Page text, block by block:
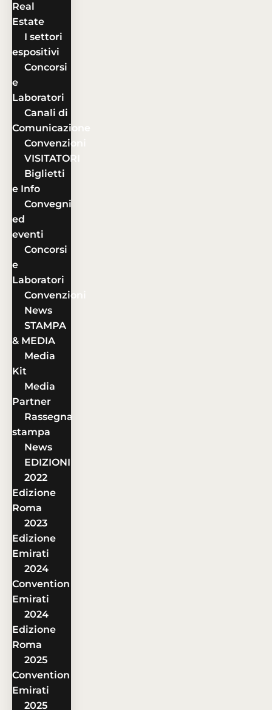
Real
Estate
I settori
espositivi
Concorsi
e
Laboratori
Canali di
Comunicazione
Convenzioni
VISITATORI
Biglietti
e Info
Convegni
ed
eventi
Concorsi
e
Laboratori
Convenzioni
News
STAMPA
& MEDIA
Media
Kit
Media
Partner
Rassegna
stampa
News
EDIZIONI
2022
Edizione
Roma
2023
Edizione
Emirati
2024
Convention
Emirati
2024
Edizione
Roma
2025
Convention
Emirati
2025